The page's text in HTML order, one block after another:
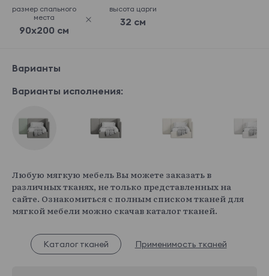
размер спального
места
90x200 см
высота царги
32 см
Варианты
Варианты исполнения:
Любую мягкую мебель Вы можете заказать в
различных тканях, не только представленных на
сайте. Ознакомиться с полным списком тканей для
мягкой мебели можно скачав каталог тканей.
Каталог тканей Применимость тканей